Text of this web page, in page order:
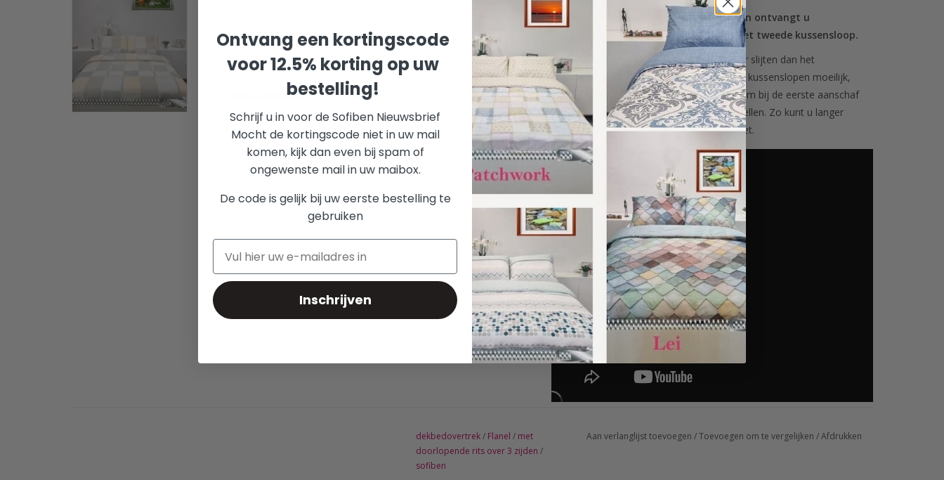
Bij de aankoop van 2 extra kussenslopen ontvangt u
automatisch een korting van 15% op het tweede kussensloop.
In de praktijk blijkt dat kussenslopen sneller slijten dan het
dekbedovertrek en dat het nabestellen van kussenslopen moeilijk,
zo niet onmogelijk is. Sofiben adviseert u om bij de eerste aanschaf
tevens een extra set kussenslopen te bestellen. Zo kunt u langer
genieten van een mooie dekbedovertrek set.
dekbedovertrek/ Flanel / met
doorlopende rits over 3 zijden /
sofiben
Aan verlanglijst toevoegen /Toevoegen om te vergelijken /Afdrukken
Ontvang een kortingscode
voor 12.5% korting op uw
bestelling!
Schrijf u in voor de Sofiben Nieuwsbrief
Mocht de kortingscode niet in uw mail
komen, kijk dan even bij spam of
ongewenste mail in uw maibox.
De code is gelijk bij uw eerste bestelling te
gebruiken
Inschrijven